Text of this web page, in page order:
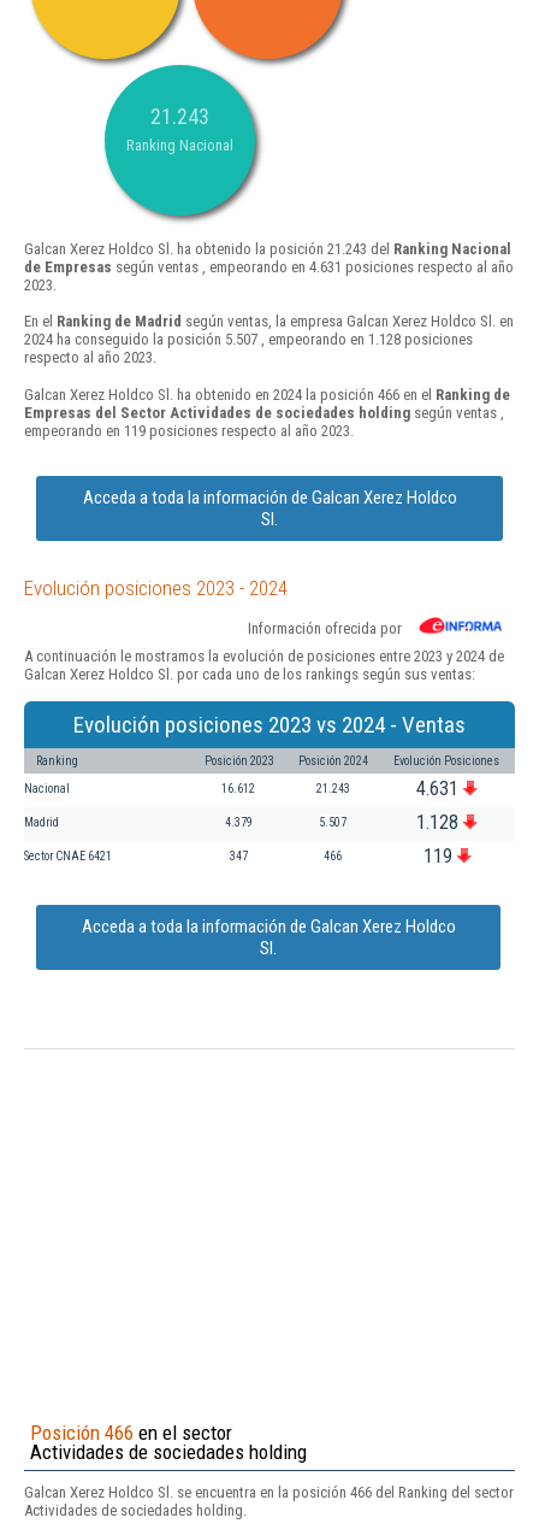
21.243
Ranking Nacional
Galcan Xerez Holdco Sl. ha obtenido la posición 21.243 del Ranking Nacional
de Empresas según ventas , empeorando en 4.631 posiciones respecto al año
2023.
En el Ranking de Madrid según ventas, la empresa Galcan Xerez Holdco Sl. en
2024 ha conseguido la posición 5.507 , empeorando en 1.128 posiciones
respecto al año 2023.
Galcan Xerez Holdco Sl. ha obtenido en 2024 la posición 466 en el Ranking de
Empresas del Sector Actividades de sociedades holding según ventas ,
empeorando en 119 posiciones respecto al año 2023.
Acceda a toda la información de Galcan Xerez Holdco
Sl.
Evolución posiciones 2023 - 2024
Información ofrecida por
A continuación le mostramos la evolución de posiciones entre 2023 y 2024 de
Galcan Xerez Holdco Sl. por cada uno de los rankings según sus ventas:
Evolución posiciones 2023 vs 2024 - Ventas
Ranking Posición 2023 Posición 2024 Evolución Posiciones
Nacional 16.612 21.243 4.631
Madrid 4.379 5.507 1.128
Sector CNAE 6421 347 466 119
Acceda a toda la información de Galcan Xerez Holdco
Sl.
Posición 466 en el sector
Actividades de sociedades holding
Galcan Xerez Holdco Sl. se encuentra en la posición 466 del Ranking del sector
Actividades de sociedades holding.